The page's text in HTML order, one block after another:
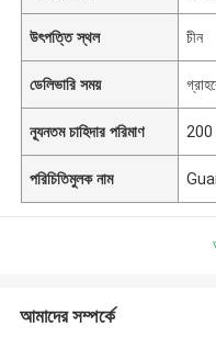
উৎপত্তি স্থল চীন
ডেলিভারি সময়
ন্যূনতম চাহিদার পরিমাণ 200
পরিচিতিমুলক নাম
আমাদের সম্পর্কে